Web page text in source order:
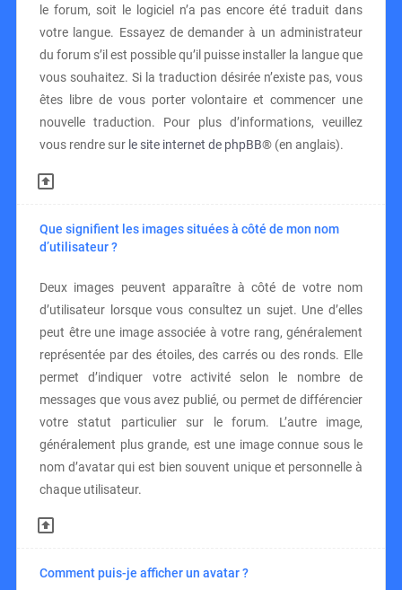
le forum, soit le logiciel n’a pas encore été traduit dans
votre langue. Essayez de demander à un administrateur
du forum s’il est possible qu’il puisse installer la langue que
vous souhaitez. Si la traduction désirée n’existe pas, vous
êtes libre de vous porter volontaire et commencer une
nouvelle traduction. Pour plus d’informations, veuillez
vous rendre sur le site internet de phpBB® (en anglais).
Que signifient les images situées à côté de mon nom
d’utilisateur ?
Deux images peuvent apparaître à côté de votre nom
d’utilisateur lorsque vous consultez un sujet. Une d’elles
peut être une image associée à votre rang, généralement
représentée par des étoiles, des carrés ou des ronds. Elle
permet d’indiquer votre activité selon le nombre de
messages que vous avez publié, ou permet de différencier
votre statut particulier sur le forum. L’autre image,
généralement plus grande, est une image connue sous le
nom d’avatar qui est bien souvent unique et personnelle à
chaque utilisateur.
Comment puis-je afficher un avatar ?